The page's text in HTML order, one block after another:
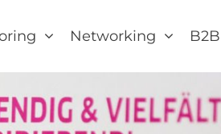
Networking B2B